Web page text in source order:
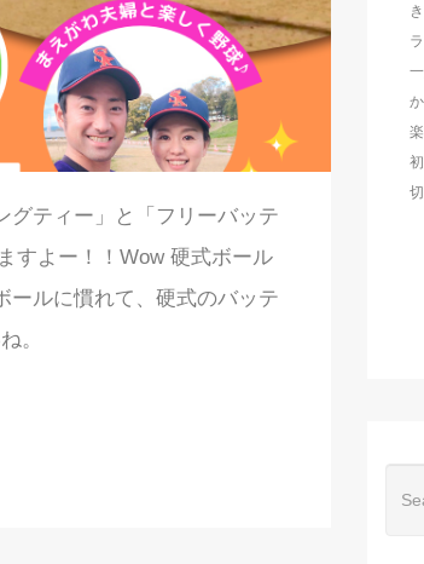
グティー」と「フリーバッテ
すよー！！Wow 硬式ボール
ールに慣れて、硬式のバッテ
。